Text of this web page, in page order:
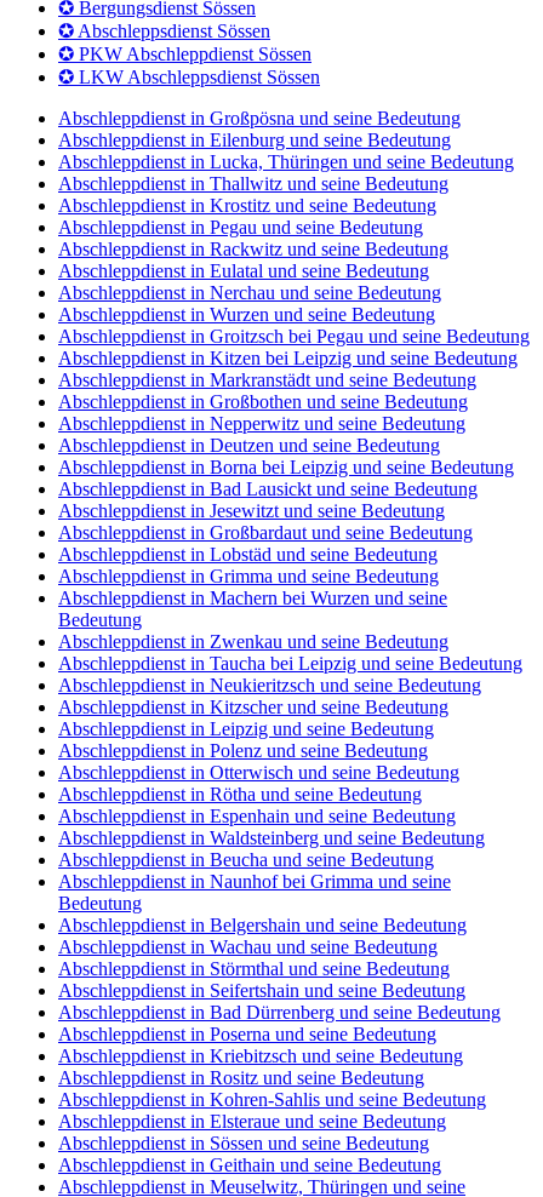
✪ Finde Abschleppdienst in Sössen
✪ LKW Pannendienst Sössen
✪ PKW Pannendienst Sössen
✪ Förster Abschleppdienst Sössen
✪ Bergungsdienst Sössen
✪ Abschleppsdienst Sössen
✪ PKW Abschleppdienst Sössen
✪ LKW Abschleppsdienst Sössen
Abschleppdienst in Großpösna und seine Bedeutung
Abschleppdienst in Eilenburg und seine Bedeutung
Abschleppdienst in Lucka, Thüringen und seine Bedeutung
Abschleppdienst in Thallwitz und seine Bedeutung
Abschleppdienst in Krostitz und seine Bedeutung
Abschleppdienst in Pegau und seine Bedeutung
Abschleppdienst in Rackwitz und seine Bedeutung
Abschleppdienst in Eulatal und seine Bedeutung
Abschleppdienst in Nerchau und seine Bedeutung
Abschleppdienst in Wurzen und seine Bedeutung
Abschleppdienst in Groitzsch bei Pegau und seine Bedeutung
Abschleppdienst in Kitzen bei Leipzig und seine Bedeutung
Abschleppdienst in Markranstädt und seine Bedeutung
Abschleppdienst in Großbothen und seine Bedeutung
Abschleppdienst in Nepperwitz und seine Bedeutung
Abschleppdienst in Deutzen und seine Bedeutung
Abschleppdienst in Borna bei Leipzig und seine Bedeutung
Abschleppdienst in Bad Lausickt und seine Bedeutung
Abschleppdienst in Jesewitzt und seine Bedeutung
Abschleppdienst in Großbardaut und seine Bedeutung
Abschleppdienst in Lobstäd und seine Bedeutung
Abschleppdienst in Grimma und seine Bedeutung
Abschleppdienst in Machern bei Wurzen und seine
Bedeutung
Abschleppdienst in Zwenkau und seine Bedeutung
Abschleppdienst in Taucha bei Leipzig und seine Bedeutung
Abschleppdienst in Neukieritzsch und seine Bedeutung
Abschleppdienst in Kitzscher und seine Bedeutung
Abschleppdienst in Leipzig und seine Bedeutung
Abschleppdienst in Polenz und seine Bedeutung
Abschleppdienst in Otterwisch und seine Bedeutung
Abschleppdienst in Rötha und seine Bedeutung
Abschleppdienst in Espenhain und seine Bedeutung
Abschleppdienst in Waldsteinberg und seine Bedeutung
Abschleppdienst in Beucha und seine Bedeutung
Abschleppdienst in Naunhof bei Grimma und seine
Bedeutung
Abschleppdienst in Belgershain und seine Bedeutung
Abschleppdienst in Wachau und seine Bedeutung
Abschleppdienst in Störmthal und seine Bedeutung
Abschleppdienst in Seifertshain und seine Bedeutung
Abschleppdienst in Bad Dürrenberg und seine Bedeutung
Abschleppdienst in Poserna und seine Bedeutung
Abschleppdienst in Kriebitzsch und seine Bedeutung